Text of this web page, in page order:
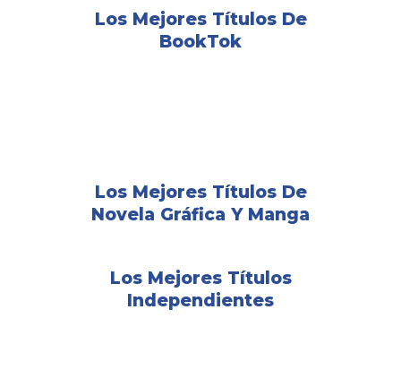
Los Mejores Títulos De
BookTok
Los Mejores Títulos De
Novela Gráfica Y Manga
Los Mejores Títulos
Independientes